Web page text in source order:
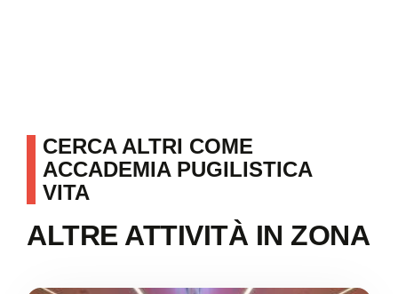
CERCA ALTRI COME
ACCADEMIA PUGILISTICA
VITA
ALTRE ATTIVITÀ IN ZONA